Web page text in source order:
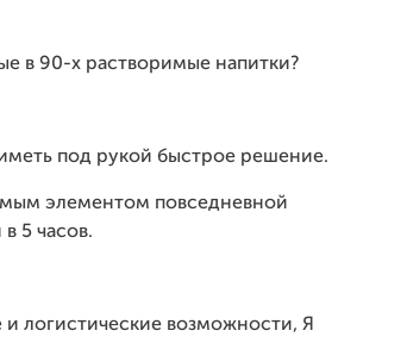
в 90-х растворимые напитки?
под рукой быстрое решение.
элементом повседневной
5 часов.
логистические возможности, Я